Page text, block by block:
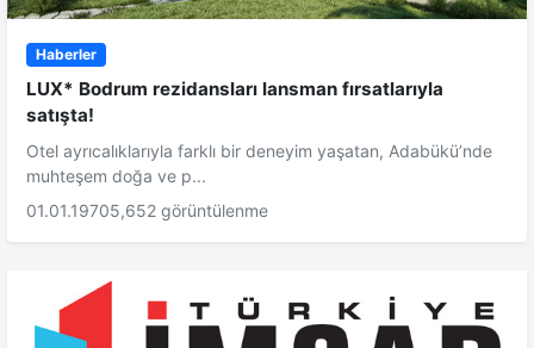
Haberler
LUX* Bodrum rezidansları lansman fırsatlarıyla
satışta!
Otel ayrıcalıklarıyla farklı bir deneyim yaşatan, Adabükü’nde
muhteşem doğa ve p...
01.01.19705,652 görüntülenme